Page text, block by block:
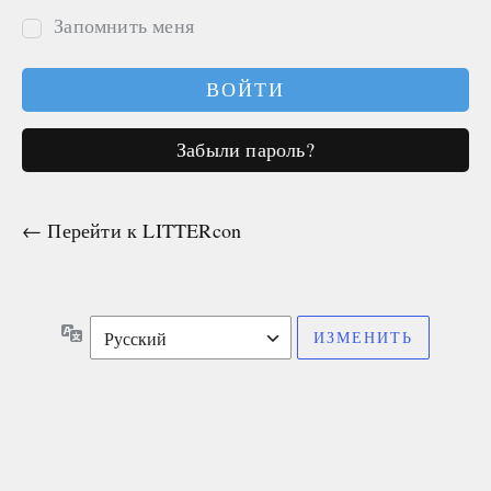
Запомнить меня
Забыли пароль?
← Перейти к LITTERcon
Язык